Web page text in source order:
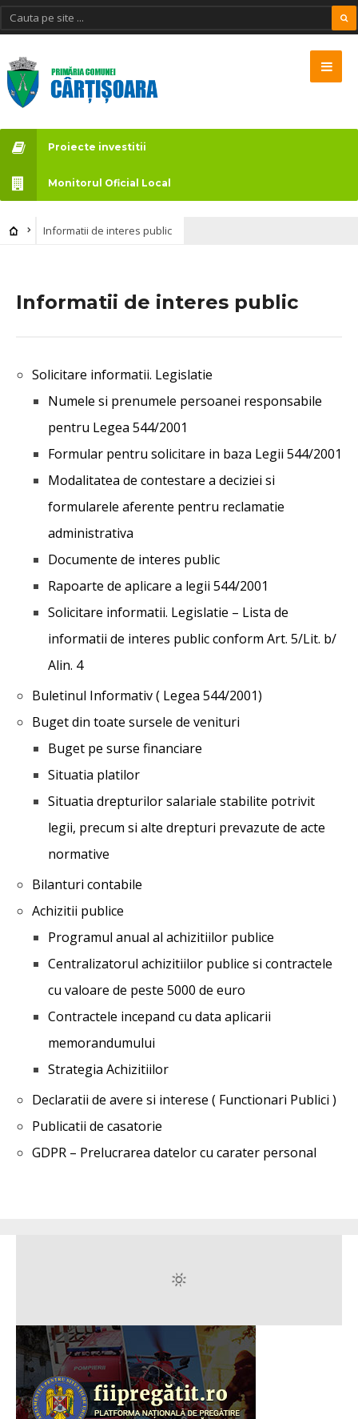
Proiecte investitii
Monitorul Oficial Local
Informatii de interes public
Informatii de interes public
Solicitare informatii. Legislatie
Numele si prenumele persoanei responsabile
pentru Legea 544/2001
Formular pentru solicitare in baza Legii 544/2001
Modalitatea de contestare a deciziei si
formularele aferente pentru reclamatie
administrativa
Documente de interes public
Rapoarte de aplicare a legii 544/2001
Solicitare informatii. Legislatie – Lista de
informatii de interes public conform Art. 5/Lit. b/
Alin. 4
Buletinul Informativ ( Legea 544/2001)
Buget din toate sursele de venituri
Buget pe surse financiare
Situatia platilor
Situatia drepturilor salariale stabilite potrivit
legii, precum si alte drepturi prevazute de acte
normative
Bilanturi contabile
Achizitii publice
Programul anual al achizitiilor publice
Centralizatorul achizitiilor publice si contractele
cu valoare de peste 5000 de euro
Contractele incepand cu data aplicarii
memorandumului
Strategia Achizitiilor
Declaratii de avere si interese ( Functionari Publici )
Publicatii de casatorie
GDPR – Prelucrarea datelor cu carater personal